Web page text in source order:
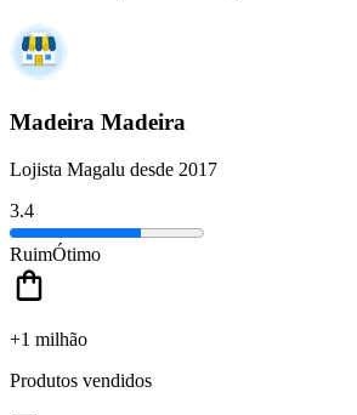
Madeira Madeira
Lojista Magalu desde 2017
3.4
RuimÓtimo
+1 milhão
Produtos vendidos